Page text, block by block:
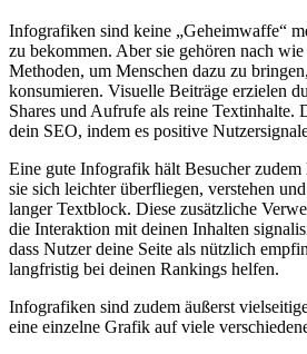
Infografiken sind keine „Geheimwaffe“
zu bekommen. Aber sie gehören nach
Methoden, um Menschen dazu zu
konsumieren. Visuelle Beiträge erzielen
Shares und Aufrufe als reine Textinhalte.
dein SEO, indem es positive
Eine gute Infografik hält Besucher zudem
sie sich leichter überfliegen, verstehen
langer Textblock. Diese zusätzliche
die Interaktion mit deinen Inhalten
dass Nutzer deine Seite als nützlich
langfristig bei deinen Rankings helfen.
Infografiken sind zudem äußerst
eine einzelne Grafik auf viele